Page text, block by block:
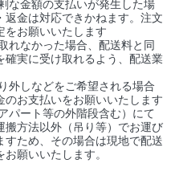
な金額の支払いが発生した場
金は対応できかねます。注文
をお願いいたします
れなかった場合、配送料と同
実に受け取れるよう、配送業
外しなどをご希望される場合
お支払いをお願いいたします
パート等の外階段含む）にて
方法以外（吊り等）でお運び
ため、その場合は現地で配送
願いいたします。